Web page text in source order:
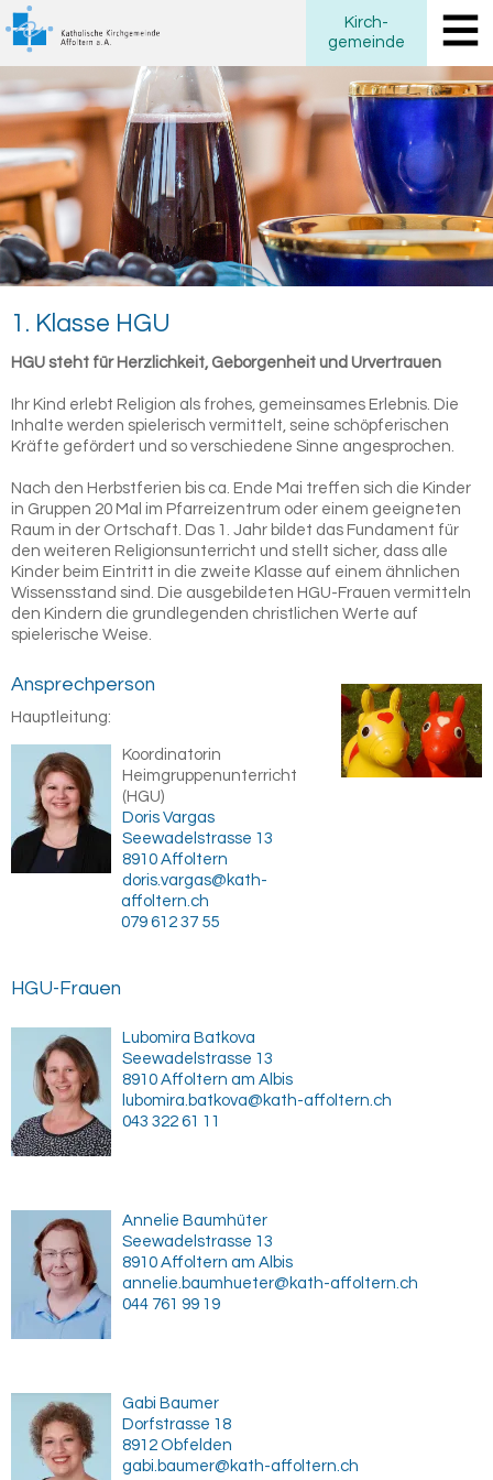
Kirch-
gemeinde
1. Klas­se HGU
HGU steht für Herzlichkeit, Geborgenheit und Urvertrauen
Ihr Kind erlebt Religion als frohes, gemeinsames Erlebnis. Die
Inhalte werden spielerisch vermittelt, seine schöpferischen
Kräfte gefördert und so verschiedene Sinne angesprochen.
Nach den Herbstferien bis ca. Ende Mai treffen sich die Kinder
in Gruppen 20 Mal im Pfarreizentrum oder einem geeigneten
Raum in der Ortschaft. Das 1. Jahr bildet das Fundament für
den weiteren Religionsunterricht und stellt sicher, dass alle
Kinder beim Eintritt in die zweite Klasse auf einem ähnlichen
Wissensstand sind. Die ausgebildeten HGU-Frauen vermitteln
den Kindern die grundlegenden christlichen Werte auf
spielerische Weise.
Ansprechperson
Hauptleitung:
Koordinatorin
Heimgruppenunterricht
(HGU)
Doris Vargas
Seewadelstrasse 13
8910 Affoltern
doris.vargas@kath-
affoltern.ch
079 612 37 55
HGU-Frauen
Lubomira Batkova
Seewadelstrasse 13
8910 Affoltern am Albis
lubomira.batkova@kath-affoltern.ch
043 322 61 11
Annelie Baumhüter
Seewadelstrasse 13
8910 Affoltern am Albis
annelie.baumhueter@kath-affoltern.ch
044 761 99 19
Gabi Baumer
Dorfstrasse 18
8912 Obfelden
gabi.baumer@kath-affoltern.ch